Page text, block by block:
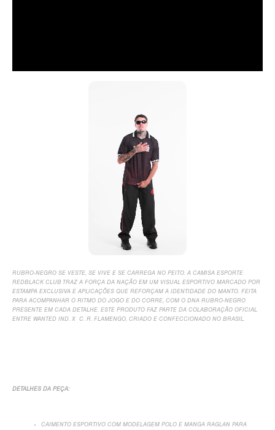
RUBRO-NEGRO SE VESTE, SE VIVE E SE CARREGA NO PEITO. A CAMISA ESPORTE
REDBLACK CLUB TRAZ A FORÇA DA NAÇÃO EM UM VISUAL ESPORTIVO MARCADO POR
ESTAMPA EXCLUSIVA E APLICAÇÕES QUE REFORÇAM A IDENTIDADE DO MANTO. FEITA
PARA ACOMPANHAR O RITMO DO JOGO E DO CORRE, COM O DNA RUBRO-NEGRO
PRESENTE EM CADA DETALHE. ESTE PRODUTO FAZ PARTE DA COLABORAÇÃO OFICIAL
ENTRE WANTED IND. X C. R. FLAMENGO, CRIADO E CONFECCIONADO NO BRASIL.
DETALHES DA PEÇA:
CAIMENTO ESPORTIVO COM MODELAGEM POLO E MANGA RAGLAN PARA